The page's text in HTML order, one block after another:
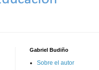
Gabriel Budiño
Sobre el autor